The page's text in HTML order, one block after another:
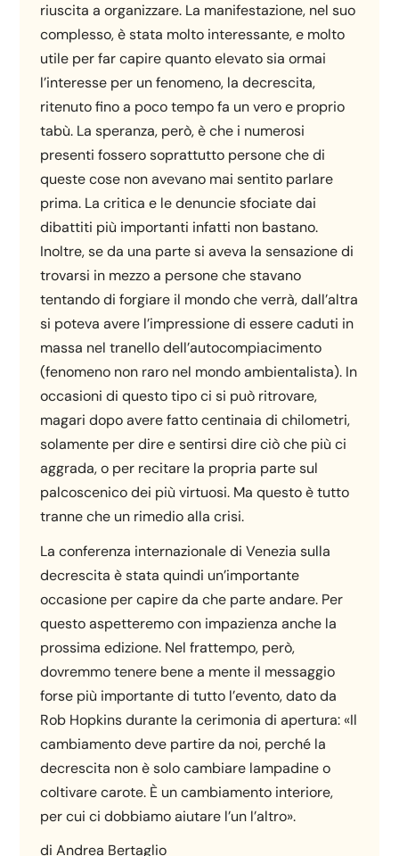
riuscita a organizzare. La manifestazione, nel suo
complesso, è stata molto interessante, e molto
utile per far capire quanto elevato sia ormai
l’interesse per un fenomeno, la decrescita,
ritenuto fino a poco tempo fa un vero e proprio
tabù. La speranza, però, è che i numerosi
presenti fossero soprattutto persone che di
queste cose non avevano mai sentito parlare
prima. La critica e le denuncie sfociate dai
dibattiti più importanti infatti non bastano.
Inoltre, se da una parte si aveva la sensazione di
trovarsi in mezzo a persone che stavano
tentando di forgiare il mondo che verrà, dall’altra
si poteva avere l’impressione di essere caduti in
massa nel tranello dell’autocompiacimento
(fenomeno non raro nel mondo ambientalista). In
occasioni di questo tipo ci si può ritrovare,
magari dopo avere fatto centinaia di chilometri,
solamente per dire e sentirsi dire ciò che più ci
aggrada, o per recitare la propria parte sul
palcoscenico dei più virtuosi. Ma questo è tutto
tranne che un rimedio alla crisi.
La conferenza internazionale di Venezia sulla
decrescita è stata quindi un’importante
occasione per capire da che parte andare. Per
questo aspetteremo con impazienza anche la
prossima edizione. Nel frattempo, però,
dovremmo tenere bene a mente il messaggio
forse più importante di tutto l’evento, dato da
Rob Hopkins durante la cerimonia di apertura: «Il
cambiamento deve partire da noi, perché la
decrescita non è solo cambiare lampadine o
coltivare carote. È un cambiamento interiore,
per cui ci dobbiamo aiutare l’un l’altro».
di Andrea Bertaglio